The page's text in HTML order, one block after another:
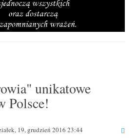
unikatowe
Polsce!
19, grudzień 2016 23:44